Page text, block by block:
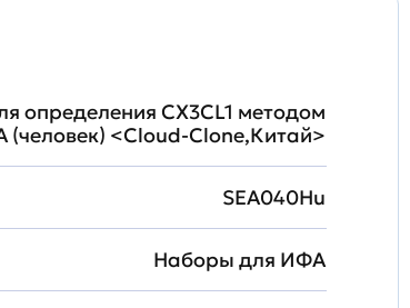
определения CX3CL1 методом
(человек) <Cloud-Clone,Китай>
SEA040Hu
Наборы для ИФА